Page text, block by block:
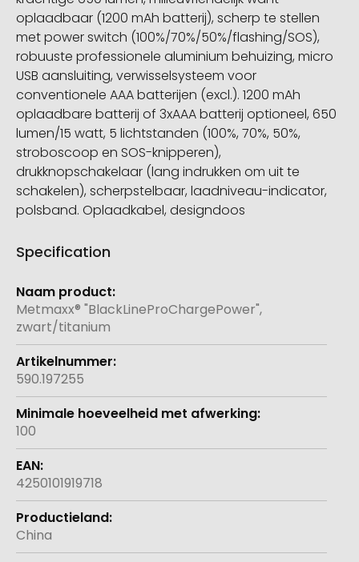
oplaadbaar (1200 mAh batterij), scherp te stellen
met power switch (100%/70%/50%/flashing/SOS),
robuuste professionele aluminium behuizing, micro
USB aansluiting, verwisselsysteem voor
conventionele AAA batterijen (excl.). 1200 mAh
oplaadbare batterij of 3xAAA batterij optioneel, 650
lumen/15 watt, 5 lichtstanden (100%, 70%, 50%,
stroboscoop en SOS-knipperen),
drukknopschakelaar (lang indrukken om uit te
schakelen), scherpstelbaar, laadniveau-indicator,
polsband. Oplaadkabel, designdoos
Specification
Meer
informatie
Metmaxx® "BlackLineProChargePower",
zwart/titanium
590.197255
100
4250101919718
China